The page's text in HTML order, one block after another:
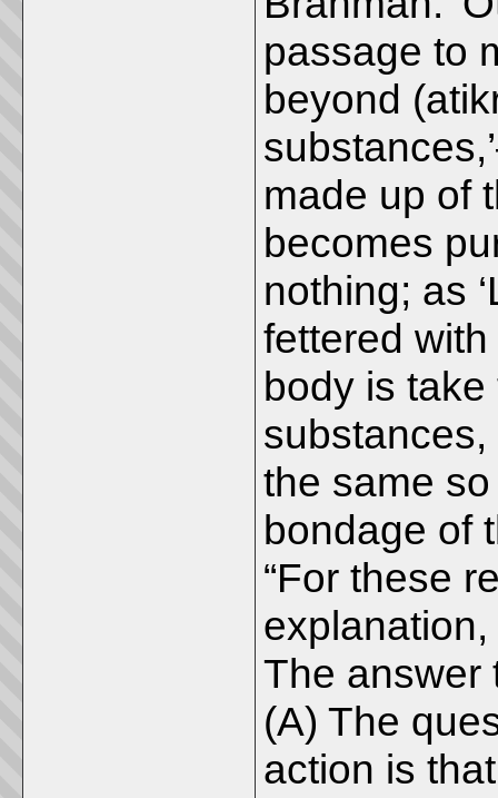
passage to
beyond
made up of
becomes
nothing; as
fettered
body is
the same
bondage of
“For these
The
(A) The
action is